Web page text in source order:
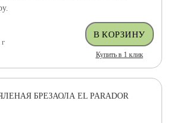
г
Купить в 1 клик
БРЕЗАОЛА EL PARADOR